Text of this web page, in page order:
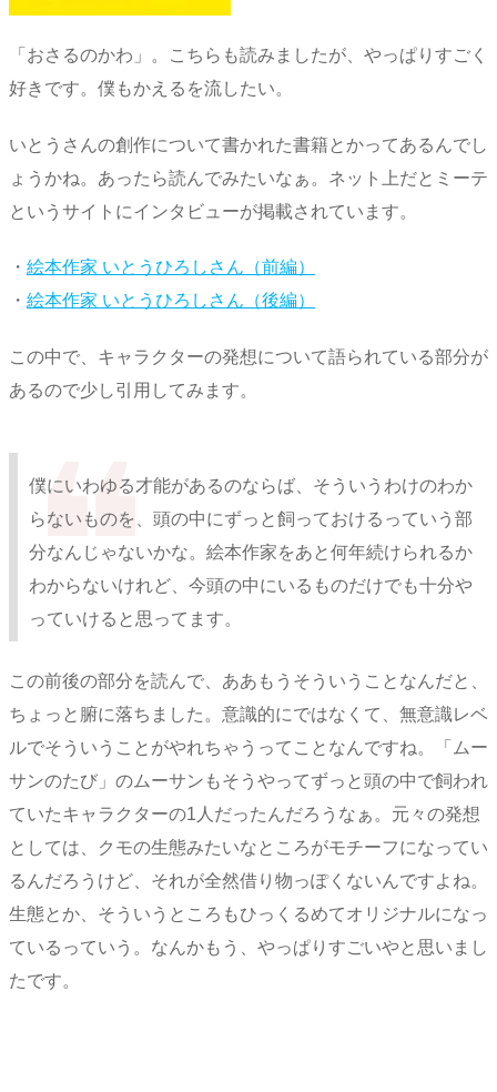
「おさるのかわ」。こちらも読みましたが、やっぱりすごく
好きです。僕もかえるを流したい。
いとうさんの創作について書かれた書籍とかってあるんでし
ょうかね。あったら読んでみたいなぁ。ネット上だとミーテ
というサイトにインタビューが掲載されています。
・ 絵本作家 いとうひろしさん（前編）
・ 絵本作家 いとうひろしさん（後編）
この中で、キャラクターの発想について語られている部分が
あるので少し引用してみます。
僕にいわゆる才能があるのならば、そういうわけのわか
らないものを、頭の中にずっと飼っておけるっていう部
分なんじゃないかな。絵本作家をあと何年続けられるか
わからないけれど、今頭の中にいるものだけでも十分や
っていけると思ってます。
この前後の部分を読んで、ああもうそういうことなんだと、
ちょっと腑に落ちました。意識的にではなくて、無意識レベ
ルでそういうことがやれちゃうってことなんですね。「ムー
サンのたび」のムーサンもそうやってずっと頭の中で飼われ
ていたキャラクターの1人だったんだろうなぁ。元々の発想
としては、クモの生態みたいなところがモチーフになってい
るんだろうけど、それが全然借り物っぽくないんですよね。
生態とか、そういうところもひっくるめてオリジナルになっ
ているっていう。なんかもう、やっぱりすごいやと思いまし
たです。